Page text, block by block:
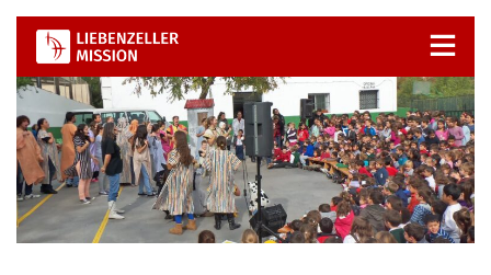
Zum
Inhalt
springen